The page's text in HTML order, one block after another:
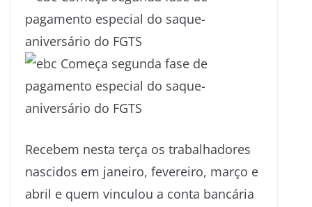
Recebem nesta terça os trabalhadores
nascidos em janeiro, fevereiro, março e
abril e quem vinculou a conta bancária